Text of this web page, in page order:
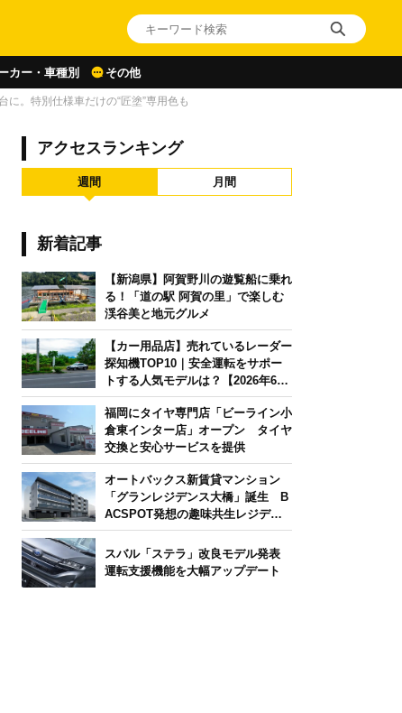
カー・車種別 その他
。特別仕様車だけの“匠塗”専用色も
アクセスランキング
週間 月間
新着記事
【新潟県】阿賀野川の遊覧船に乗れ
る！「道の駅 阿賀の里」で楽しむ
渓谷美と地元グルメ
【カー用品店】売れているレーダー
探知機TOP10｜安全運転をサポー
トする人気モデルは？【2026年6月
版】
福岡にタイヤ専門店「ビーライン小
倉東インター店」オープン タイヤ
交換と安心サービスを提供
オートバックス新賃貸マンション
「グランレジデンス大橋」誕生 B
ACSPOT発想の趣味共生レジデン
ス
スバル「ステラ」改良モデル発表
運転支援機能を大幅アップデート